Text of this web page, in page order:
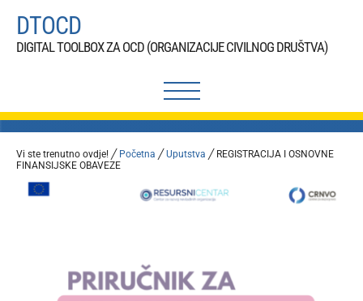
sadržaj
DTOCD
DIGITAL TOOLBOX ZA OCD (ORGANIZACIJE CIVILNOG DRUŠTVA)
Vi ste trenutno ovdje! ╱ Početna ╱ Uputstva ╱ REGISTRACIJA I OSNOVNE
FINANSIJSKE OBAVEZE